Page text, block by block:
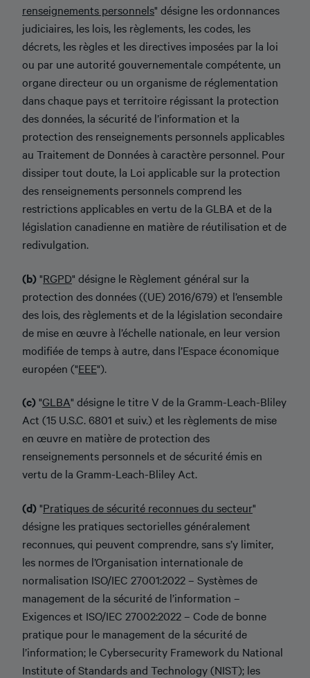
renseignements personnels" désigne les ordonnances
judiciaires, les lois, les règlements, les codes, les
décrets, les règles et les directives imposées par la loi
ou par une autorité gouvernementale compétente, un
organe directeur ou un organisme de réglementation
dans chaque pays et territoire régissant la protection
des données, la sécurité de l’information et la
protection des renseignements personnels applicables
au Traitement de Données à caractère personnel. Pour
dissiper tout doute, la Loi applicable sur la protection
des renseignements personnels comprend les
restrictions applicables en vertu de la GLBA et de la
législation canadienne en matière de réutilisation et de
redivulgation.
(b)"RGPD" désigne le Règlement général sur la
protection des données ((UE) 2016/679) et l’ensemble
des lois, des règlements et de la législation secondaire
de mise en œuvre à l’échelle nationale, en leur version
modifiée de temps à autre, dans l’Espace économique
européen ("EEE").
(c)"GLBA" désigne le titre V de la Gramm-Leach-Bliley
Act (15 U.S.C. 6801 et suiv.) et les règlements de mise
en œuvre en matière de protection des
renseignements personnels et de sécurité émis en
vertu de la Gramm-Leach-Bliley Act.
(d)"Pratiques de sécurité reconnues du secteur"
désigne les pratiques sectorielles généralement
reconnues, qui peuvent comprendre, sans s’y limiter,
les normes de l’Organisation internationale de
normalisation ISO/IEC 27001:2022 – Systèmes de
management de la sécurité de l’information –
Exigences et ISO/IEC 27002:2022 – Code de bonne
pratique pour le management de la sécurité de
l’information; le Cybersecurity Framework du National
Institute of Standards and Technology (NIST); les